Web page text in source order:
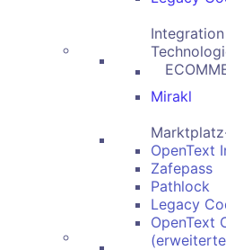
Mirakl
OpenText
Zafepass
Pathlock
Legacy
OpenText